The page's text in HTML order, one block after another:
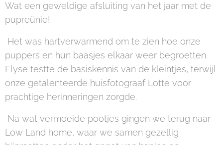
Wat een geweldige afsluiting van het jaar met de
pupreünie!
Het was hartverwarmend om te zien hoe onze
puppers en hun baasjes elkaar weer begroetten.
Elyse testte de basiskennis van de kleintjes, terwijl
onze getalenteerde huisfotograaf Lotte voor
prachtige herinneringen zorgde.
Na wat vermoeide pootjes gingen we terug naar
Low Land home, waar we samen gezellig